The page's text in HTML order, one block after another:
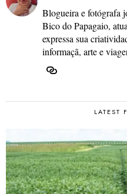
Blogueira e fotógrafa
Bico do Papagaio,
expressa sua
informaçã, arte e
LATEST